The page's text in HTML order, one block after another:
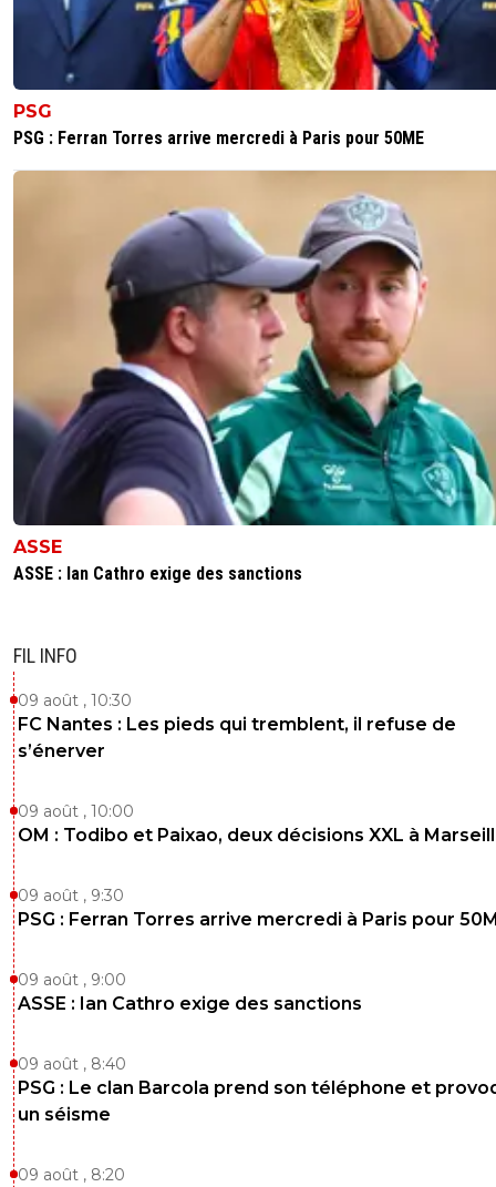
PSG
PSG : Ferran Torres arrive mercredi à Paris pour 50ME
ASSE
ASSE : Ian Cathro exige des sanctions
FIL INFO
09 août , 10:30
FC Nantes : Les pieds qui tremblent, il refuse de
s’énerver
09 août , 10:00
OM : Todibo et Paixao, deux décisions XXL à
09 août , 9:30
PSG : Ferran Torres arrive mercredi à Paris pour
09 août , 9:00
ASSE : Ian Cathro exige des sanctions
09 août , 8:40
PSG : Le clan Barcola prend son téléphone et
un séisme
09 août , 8:20